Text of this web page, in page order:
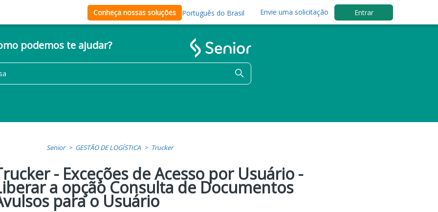
Conheça nossas soluções Português do Brasil Envie uma solicitação Entrar
podemos te ajudar?
Senior GESTÃO DE LOGÍSTICA Trucker
- Exceções de Acesso por Usuário -
a opção Consulta de Documentos
para o Usuário